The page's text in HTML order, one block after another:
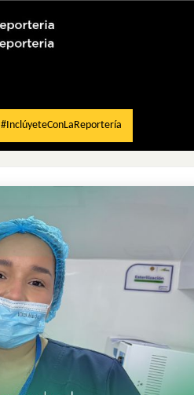
#InclúyeteConLaReportería